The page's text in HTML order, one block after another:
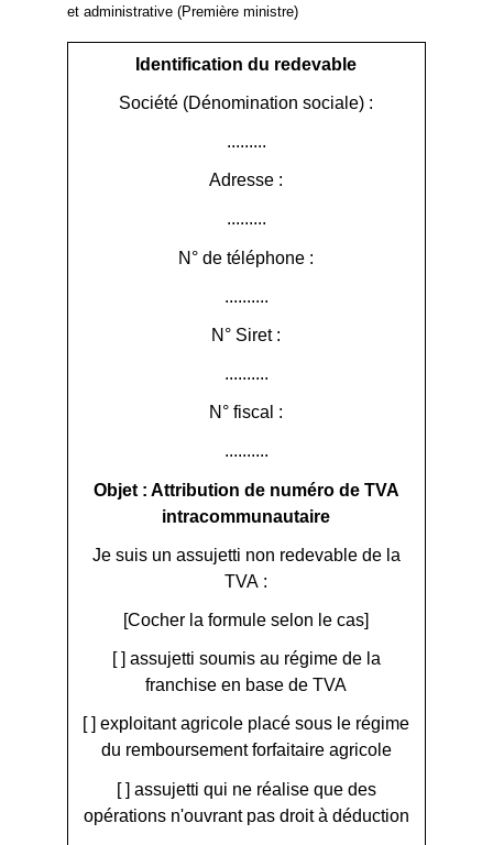
et administrative (Première ministre)
Identification du redevable
Société (Dénomination sociale) :
.........
Adresse :
.........
N° de téléphone :
..........
N° Siret :
..........
N° fiscal :
..........
Objet : Attribution de numéro de TVA
intracommunautaire
Je suis un assujetti non redevable de la
TVA :
[Cocher la formule selon le cas]
[ ] assujetti soumis au régime de la
franchise en base de TVA
[ ] exploitant agricole placé sous le régime
du remboursement forfaitaire agricole
[ ] assujetti qui ne réalise que des
opérations n'ouvrant pas droit à déduction